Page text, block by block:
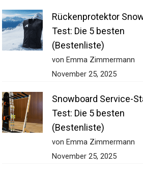
Rückenprotektor
Test: Die 5 besten
(Bestenliste)
von Emma Zimmermann
November 25, 2025
Snowboard Service-
Test: Die 5 besten
(Bestenliste)
von Emma Zimmermann
November 25, 2025